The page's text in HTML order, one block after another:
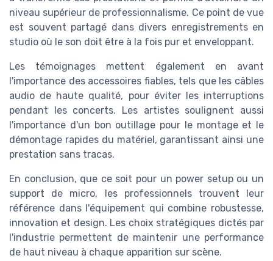
niveau supérieur de professionnalisme. Ce point de vue
est souvent partagé dans divers enregistrements en
studio où le son doit être à la fois pur et enveloppant.
Les témoignages mettent également en avant
l'importance des accessoires fiables, tels que les câbles
audio de haute qualité, pour éviter les interruptions
pendant les concerts. Les artistes soulignent aussi
l'importance d'un bon outillage pour le montage et le
démontage rapides du matériel, garantissant ainsi une
prestation sans tracas.
En conclusion, que ce soit pour un power setup ou un
support de micro, les professionnels trouvent leur
référence dans l'équipement qui combine robustesse,
innovation et design. Les choix stratégiques dictés par
l'industrie permettent de maintenir une performance
de haut niveau à chaque apparition sur scène.